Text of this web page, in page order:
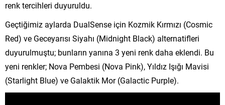
renk tercihleri duyuruldu.
Geçtiğimiz aylarda DualSense için Kozmik Kırmızı (Cosmic
Red) ve Geceyarısı Siyahı (Midnight Black) alternatifleri
duyurulmuştu; bunların yanına 3 yeni renk daha eklendi. Bu
yeni renkler; Nova Pembesi (Nova Pink), Yıldız Işığı Mavisi
(Starlight Blue) ve Galaktik Mor (Galactic Purple).